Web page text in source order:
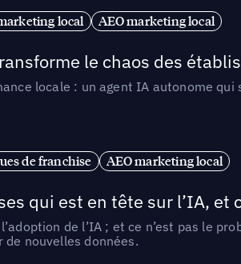
local AEO marketing local
le chaos des
locale : un agent IA autonome
de franchise AEO marketing local
qui est en tête sur l’IA, et
de l’IA ; et ce n’est pas le
nouvelles données.